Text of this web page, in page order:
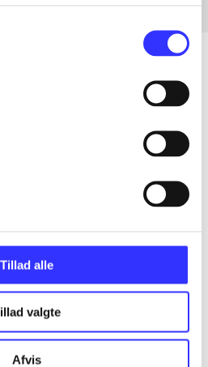
Tillad alle
valgte
Afvis